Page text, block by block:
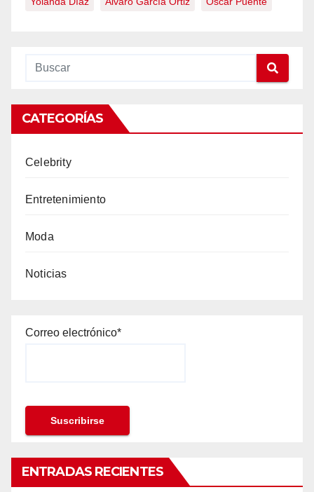
CATEGORÍAS
Celebrity
Entretenimiento
Moda
Noticias
Correo electrónico*
ENTRADAS RECIENTES